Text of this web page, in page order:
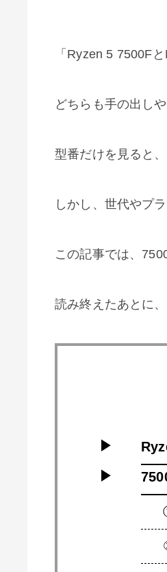
「Ryzen 5 7500F
どちらも手の出し
型番だけを見ると
しかし、世代やプ
この記事では、
読み終えたあとに